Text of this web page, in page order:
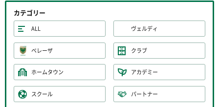
カテゴリー
ALL ヴェルディ
ベレーザ クラブ
ホームタウン アカデミー
スクール パートナー